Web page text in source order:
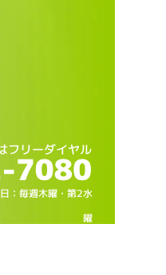
：毎週木曜・第2水
曜